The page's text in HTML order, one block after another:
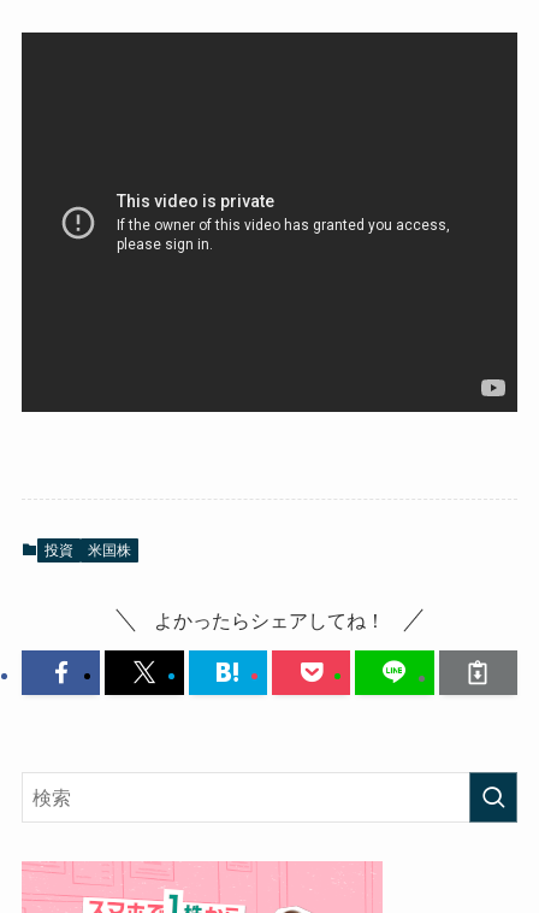
投資 米国株
よかったらシェアしてね！